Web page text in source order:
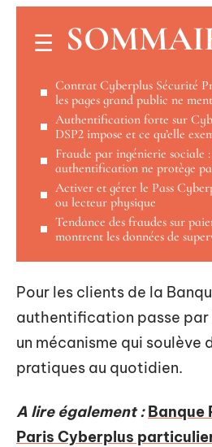
Contrat Cyberplus Sécurité
les pages grand public ne
Authentification forte sur
DSP2 impose et ce qu’elle
Fraude par ingénierie sociale
authentification ne protège
Activer et gérer le Pass
ou lecteur physique
Tendance des fraudes sur
montrent les données de
Pour les clients de la
authentification passe par
un mécanisme qui soulève
pratiques au quotidien.
A lire également : Banque
Paris Cyberplus